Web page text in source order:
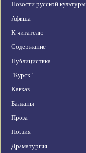
Новости русской культуры
Афиша
К читателю
Содержание
Публицистика
"Курск"
Кавказ
Балканы
Проза
Поэзия
Драматургия